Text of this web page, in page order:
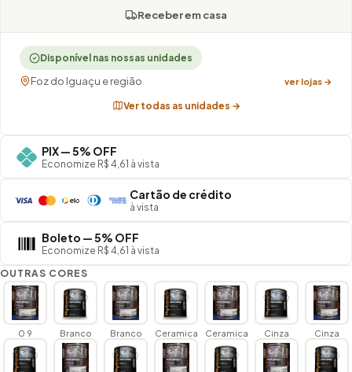
Receber em casa
Disponível nas nossas unidades
Foz do Iguaçu e região ver lojas →
Ver todas as unidades →
PIX — 5% OFF
Economize R$ 4,61 à vista
Cartão de crédito
à vista
Boleto — 5% OFF
Economize R$ 4,61 à vista
OUTRAS CORES
0 9 Branco Branco Ceramica Ceramica Cinza Cinza